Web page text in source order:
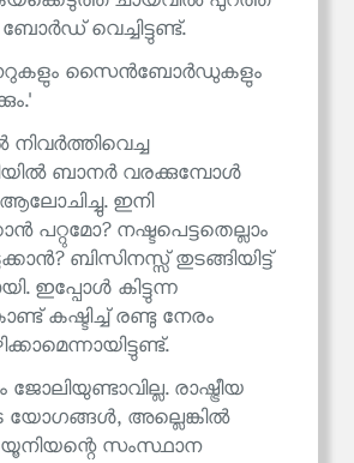
വെച്ചിട്ടുണ്ട്.
സൈൻബോർഡുകളും
നിവർത്തിവെച്ച
ബാനർ വരക്കുമ്പോൾ
ഇനി
പറ്റുമോ? നഷ്ടപെട്ടതെല്ലാം
ബിസിനസ്സ് തുടങ്ങിയിട്ട്
ഇപ്പോൾ കിട്ടുന്ന
കഷ്ടിച്ച് രണ്ടു നേരം
രാഷ്ട്രീയ
യോഗങ്ങൾ, അല്ലെങ്കിൽ
യൂനിയന്റെ സംസ്ഥാന